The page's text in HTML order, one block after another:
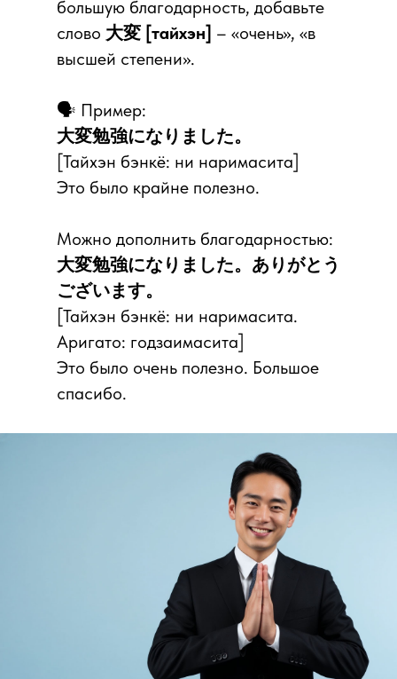
большую благодарность, добавьте
слово 大変 [тайхэн] – «очень», «в
высшей степени».
🗣 Пример:
大変勉強になりました。
[Тайхэн бэнкё: ни наримасита]
Это было крайне полезно.
Можно дополнить благодарностью:
大変勉強になりました。ありがとう
ございます。
[Тайхэн бэнкё: ни наримасита.
Аригато: годзаимасита]
Это было очень полезно. Большое
спасибо.